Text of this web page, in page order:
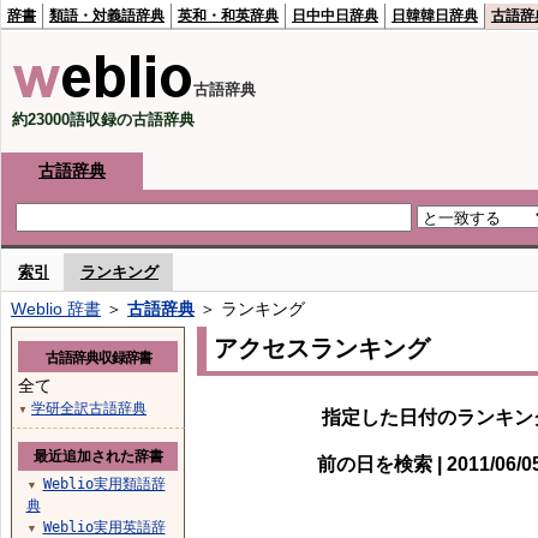
辞書 類語・対義語辞典 英和・和英辞典 日中中日辞典 日韓韓日辞典 古語辞
古語辞典
約23000語収録の古語辞典
古語辞典
索引 ランキング
Weblio 辞書 ＞ 古語辞典 ＞ ランキング
アクセスランキング
指定した日付のランキ
前の日を検索 | 2011/06/
古語辞典収録辞書
全て
▼ 学研全訳古語辞典
最近追加された辞書
▼
Weblio実用類語辞
典
▼ Weblio実用英語辞